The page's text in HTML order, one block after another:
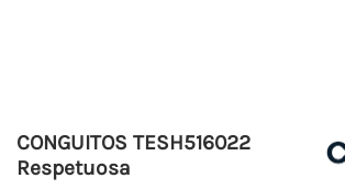
CONGUITOS TESH516022
Respetuosa